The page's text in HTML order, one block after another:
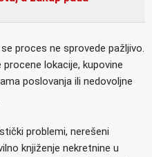
proces ne sprovede pažljivo.
lokacije, kupovine
poslovanja ili nedovoljne
problemi, nerešeni
knjiženje nekretnine u